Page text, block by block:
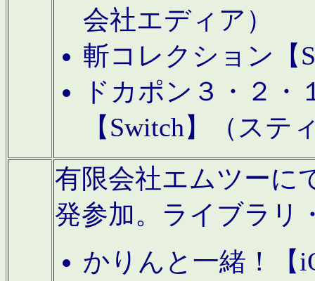
会社エディア）
斬コレクション【
ドカポン３・２
【Switch】（ステ
有限会社エムツーに
発参加。ライブラリ
かりんと一緒！【